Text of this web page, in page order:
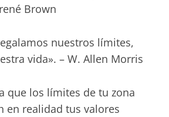
Brown
nuestros límites,
vida». – W. Allen Morris
que los límites de tu zona
en realidad tus valores